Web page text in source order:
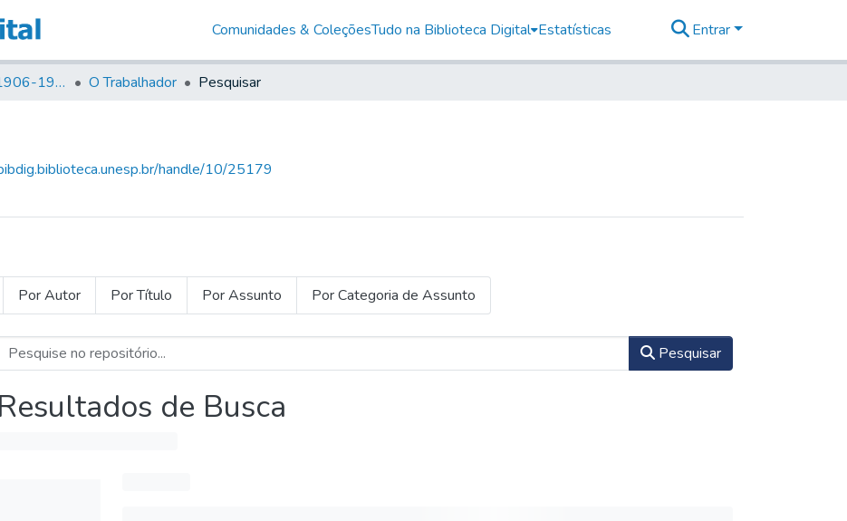
Comunidades & ColeçõesTudo na Biblioteca Digital Estatísticas Entrar
Canto Libertário (1906-1995) O Trabalhador Pesquisar
handle/10/25179
Por Autor Por Título Por Assunto Por Categoria de Assunto
Pesquisar
Resultados de Busca